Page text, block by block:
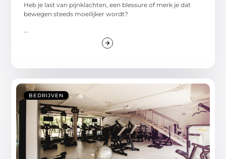
Heb je last van pijnklachten, een blessure of merk je dat
bewegen steeds moeilijker wordt?
...
BEDRIJVEN